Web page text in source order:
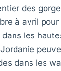
des
à avril
les
dans les